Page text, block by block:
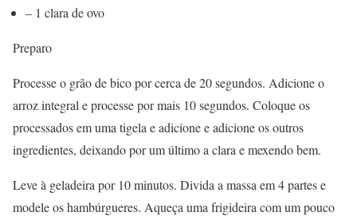
– 1 clara de ovo
Preparo
Processe o grão de bico por cerca de 20 segundos. Adicione o
arroz integral e processe por mais 10 segundos. Coloque os
processados em uma tigela e adicione e adicione os outros
ingredientes, deixando por um último a clara e mexendo bem.
Leve à geladeira por 10 minutos. Divida a massa em 4 partes e
modele os hambúrgueres. Aqueça uma frigideira com um pouco